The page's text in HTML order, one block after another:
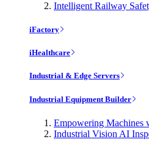
Intelligent Railway
iFactory
iHealthcare
Industrial & Edge Servers
Industrial Equipment Builder
Empowering Machines
Industrial Vision AI